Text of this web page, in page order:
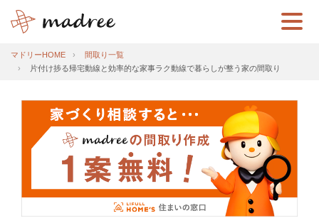
マドリーHOME
間取り一覧
片付け捗る帰宅動線と効率的な家事ラク動線で暮らしが整う家の間取り